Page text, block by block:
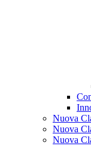
Nuova
Nuova
Nuova